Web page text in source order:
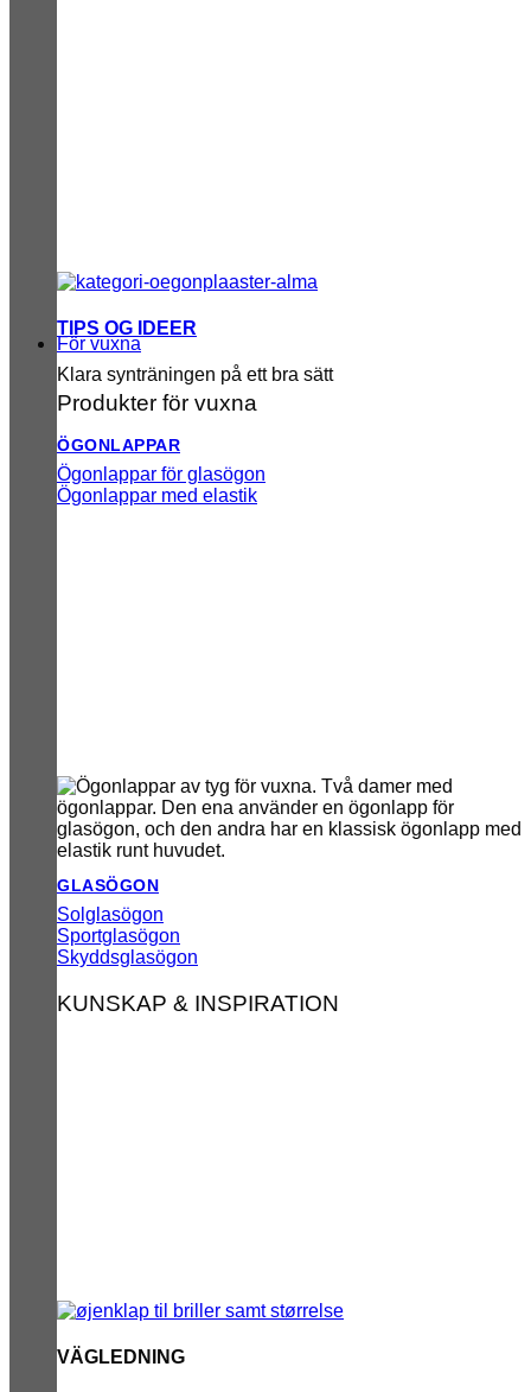
TIPS OG IDEER
Klara synträningen på ett bra sätt
För vuxna
Produkter för vuxna
ÖGONLAPPAR
Ögonlappar för glasögon
Ögonlappar med elastik
GLASÖGON
Solglasögon
Sportglasögon
Skyddsglasögon
KUNSKAP & INSPIRATION
VÄGLEDNING